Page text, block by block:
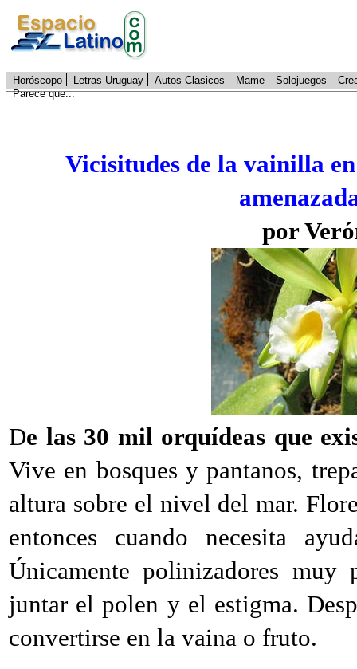
Horóscopo Letras Uruguay Autos Clasicos Mame Solojuegos
Parece que...
Vicisitudes de la vainilla
por
De las 30 mil orquídeas que
Vive en bosques y pantanos,
altura sobre el nivel del mar.
entonces cuando necesita
Únicamente polinizadores muy
juntar el polen y el estigma.
convertirse en la vaina o fruto.